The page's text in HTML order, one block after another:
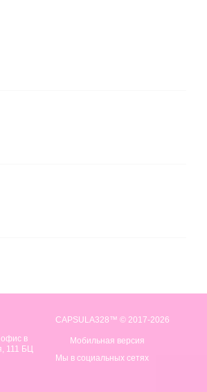
в
111 БЦ
CAPSULA328™ © 2017-2026
Мобильная версия
Мы в социальных сетях